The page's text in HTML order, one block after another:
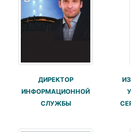
ДИРЕКТОР
ИНФОРМАЦИОННОЙ
СЛУЖБЫ